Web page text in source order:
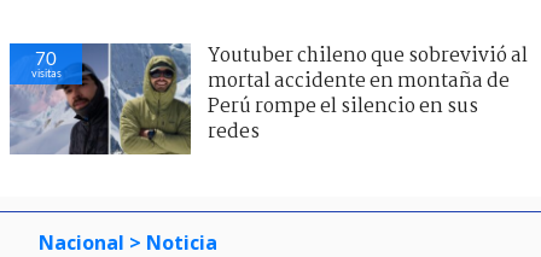
70
visitas
Youtuber chileno que sobrevivió al
mortal accidente en montaña de
Perú rompe el silencio en sus
redes
Nacional > Noticia